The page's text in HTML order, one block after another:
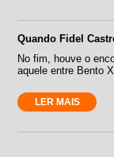
Quando Fidel
No fim, houve o
aquele entre Bento
LER MAIS